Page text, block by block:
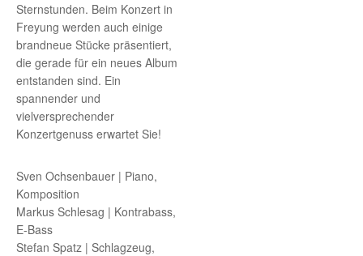
Sternstunden. Beim Konzert in
Freyung werden auch einige
brandneue Stücke präsentiert,
die gerade für ein neues Album
entstanden sind. Ein
spannender und
vielversprechender
Konzertgenuss erwartet Sie!
Sven Ochsenbauer | Piano,
Komposition
Markus Schlesag | Kontrabass,
E-Bass
Stefan Spatz | Schlagzeug,